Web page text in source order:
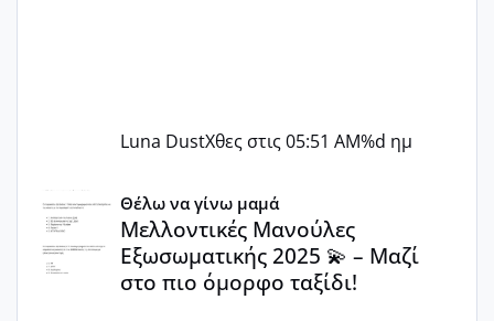
Luna DustΧθες στις 05:51 AM%d ημ
Μελλοντικές Μανούλες Εξωσωματικής 2025 💫 – Μαζί
Θέλω να γίνω μαμά
Μελλοντικές Μανούλες
Εξωσωματικής 2025 💫 – Μαζί
στο πιο όμορφο ταξίδι!